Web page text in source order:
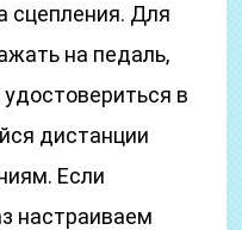
сцепления. Для
на педаль,
в
дистанции
Если
настраиваем